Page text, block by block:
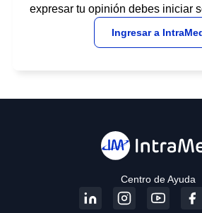
expresar tu opinión debes iniciar
Ingresar a
Centro de Ayuda